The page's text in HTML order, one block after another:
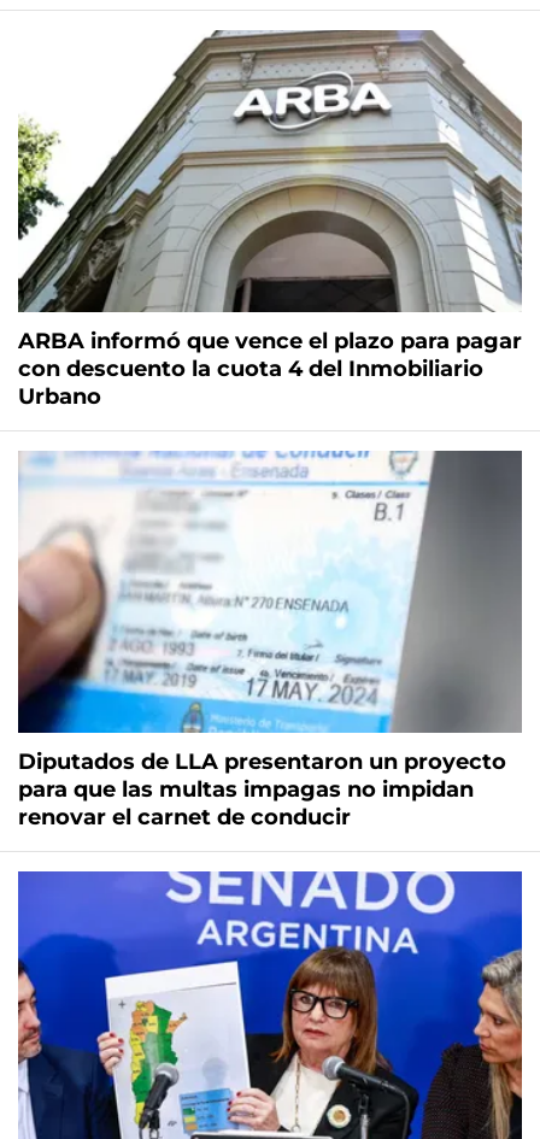
ARBA informó que vence el plazo para pagar
con descuento la cuota 4 del Inmobiliario
Urbano
Diputados de LLA presentaron un proyecto
para que las multas impagas no impidan
renovar el carnet de conducir